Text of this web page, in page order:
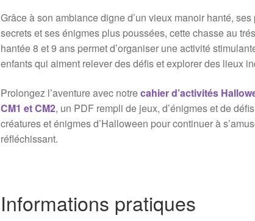
Grâce à son ambiance digne d’un vieux manoir hanté,
secrets et ses énigmes plus poussées, cette chasse au
hantée 8 et 9 ans permet d’organiser une activité
enfants qui aiment relever des défis et explorer des lieux
Prolongez l’aventure avec notrecahier d’activités
CM1 et CM2, un PDF rempli de jeux, d’énigmes et de
créatures et énigmes d’Halloween pour continuer à
réfléchissant.
Informations pratiques